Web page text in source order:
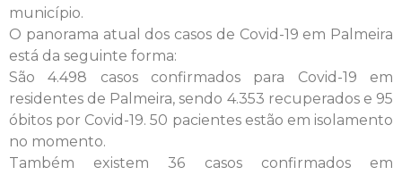
município.
O panorama atual dos casos de Covid-19 em Palmeira
está da seguinte forma:
São 4.498 casos confirmados para Covid-19 em
residentes de Palmeira, sendo 4.353 recuperados e 95
óbitos por Covid-19. 50 pacientes estão em isolamento
no momento.
Também existem 36 casos confirmados em